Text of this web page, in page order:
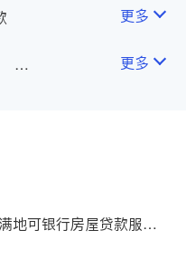
租售
更多
更多
地可银行房屋贷款服务